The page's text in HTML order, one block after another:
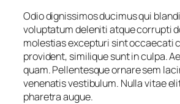
Odio dignissimos ducimus qui
voluptatum deleniti atque corrupti
molestias excepturi sint occaecati
provident, similique sunt in culpa.
quam. Pellentesque ornare sem
venenatis vestibulum. Nulla vitae
pharetra augue.